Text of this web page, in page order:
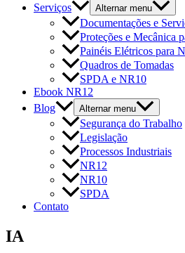
Serviços
Alternar menu
Documentações e
Proteções e Mecânica
Painéis Elétricos para
Quadros de Tomadas
SPDA e NR10
Ebook NR12
Blog
Alternar menu
Segurança do Trabalho
Legislação
Processos Industriais
NR12
NR10
SPDA
Contato
IA